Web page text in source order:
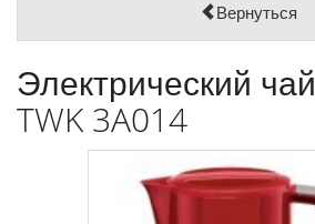
Вернуться
Электрический
TWK 3A014